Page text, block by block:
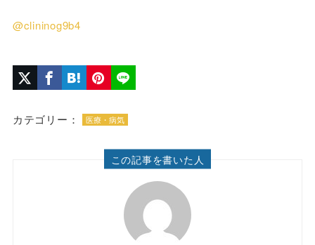
@clininog9b4
カテゴリー： 医療・病気
この記事を書いた人